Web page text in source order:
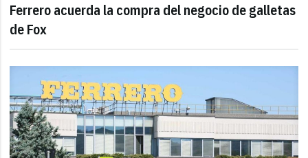
Ferrero acuerda la compra del negocio de galletas
de Fox